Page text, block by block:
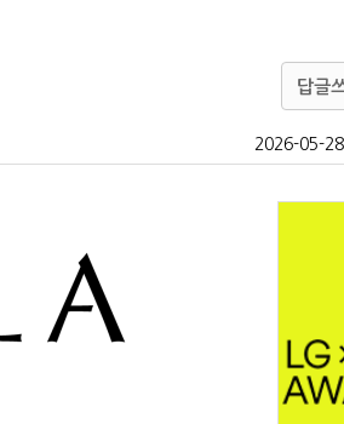
답글
2026-05-